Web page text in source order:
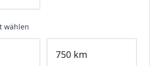
wählen
750 km